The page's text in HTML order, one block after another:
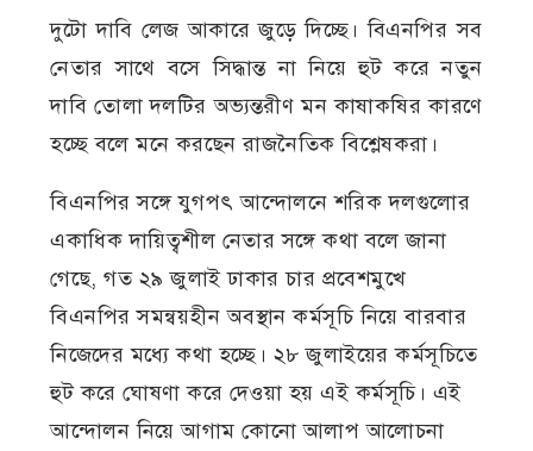
দুটো দাবি লেজ আকারে জুড়ে দিচ্ছে। বিএনপির সব
নেতার সাথে বসে সিদ্ধান্ত না নিয়ে হুট করে নতুন
দাবি তোলা দলটির অভ্যন্তরীণ মন কাষাকষির কারণে
হচ্ছে বলে মনে করছেন রাজনৈতিক বিশ্লেষকরা।
বিএনপির সঙ্গে যুগপৎ আন্দোলনে শরিক দলগুলোর
একাধিক দায়িত্বশীল নেতার সঙ্গে কথা বলে জানা
গেছে, গত ২৯ জুলাই ঢাকার চার প্রবেশমুখে
বিএনপির সমন্বয়হীন অবস্থান কর্মসূচি নিয়ে বারবার
নিজেদের মধ্যে কথা হচ্ছে। ২৮ জুলাইয়ের কর্মসূচিতে
হুট করে ঘোষণা করে দেওয়া হয় এই কর্মসূচি। এই
আন্দোলন নিয়ে আগাম কোনো আলাপ আলোচনা